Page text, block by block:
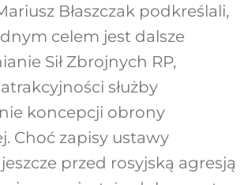
Błaszczak podkreślali,
celem jest dalsze
Sił Zbrojnych RP,
służby
koncepcji obrony
Choć zapisy ustawy
przed rosyjską agresją